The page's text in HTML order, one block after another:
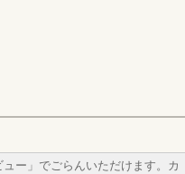
ー」でごらんいただけます。カ